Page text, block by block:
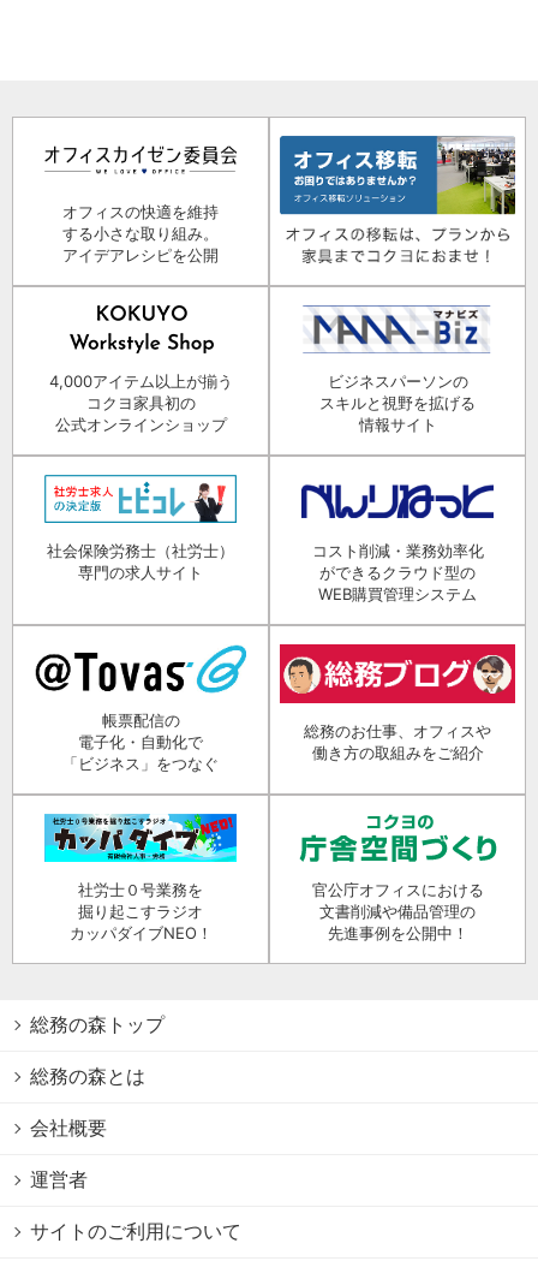
オフィスの快適を維持
する小さな取り組み。
アイデアレシピを公開
4,000アイテム以上が揃う
コクヨ家具初の
公式オンラインショップ
ビジネスパーソンの
スキルと視野を拡げる
情報サイト
社会保険労務士（社労士）
専門の求人サイト
コスト削減・業務効率化
ができるクラウド型の
WEB購買管理システム
帳票配信の
電子化・自動化で
「ビジネス」をつなぐ
総務のお仕事、オフィスや
働き方の取組みをご紹介
社労士０号業務を
掘り起こすラジオ
カッパダイブNEO！
官公庁オフィスにおける
文書削減や備品管理の
先進事例を公開中！
総務の森トップ
総務の森とは
会社概要
運営者
サイトのご利用について